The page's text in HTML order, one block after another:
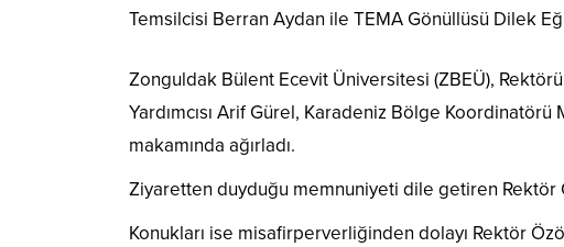
Temsilcisi Berran Aydan ile TEMA Gönüllüsü Dilek
Zonguldak Bülent Ecevit Üniversitesi (ZBEÜ),
Yardımcısı Arif Gürel, Karadeniz Bölge
makamında ağırladı.
Ziyaretten duyduğu memnuniyeti dile getiren Rektör
Konukları ise misafirperverliğinden dolayı Rektör